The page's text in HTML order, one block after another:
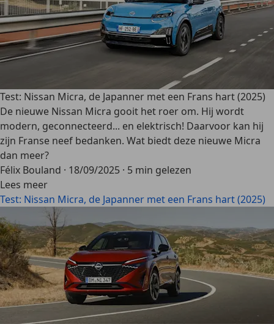
Test: Nissan Micra, de Japanner met een Frans hart (2025)
De nieuwe Nissan Micra gooit het roer om. Hij wordt
modern, geconnecteerd... en elektrisch! Daarvoor kan hij
zijn Franse neef bedanken. Wat biedt deze nieuwe Micra
dan meer?
Félix Bouland · 18/09/2025 · 5 min gelezen
Lees meer
Test: Nissan Micra, de Japanner met een Frans hart (2025)